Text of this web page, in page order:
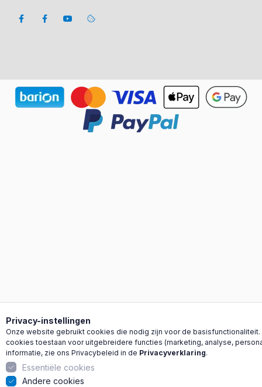
Privacy-instellingen
Onze website gebruikt cookies die nodig zijn voor de basisfunctionaliteit.
cookies toestaan voor uitgebreidere functies (marketing, analyse,
informatie, zie ons Privacybeleid in de Privacyverklaring.
Essentiële cookies
Andere cookies